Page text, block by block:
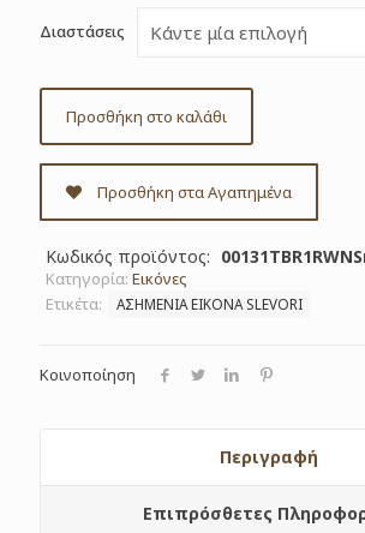
Διαστάσεις
Προσθήκη στο καλάθι
Προσθήκη στα Αγαπημένα
Κωδικός προϊόντος:
Κατηγορία: Εικόνες
Ετικέτα:
ΑΣΗΜΕΝΙΑ ΕΙΚΟΝΑ SLEVORI
Κοινοποίηση
Περιγραφή
Επιπρόσθετες